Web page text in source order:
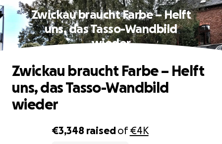
Zwickau braucht Farbe – Helft
uns, das Tasso-Wandbild
wieder
€3,348 raisedof€4K
Zwickau braucht Farbe – Helft
uns, das Tasso-Wandbild
wieder